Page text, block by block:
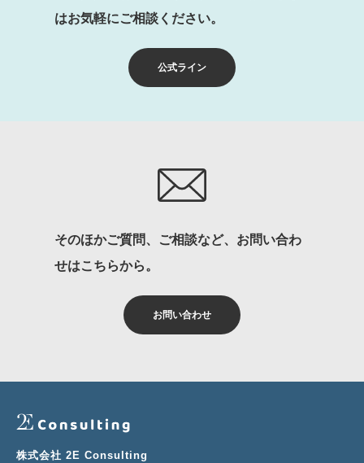
公式ライン
はお気軽にご相談ください。
お問い合わせ
そのほかご質問、ご相談など、お問い合わ
せはこちらから。
株式会社 2E Consulting